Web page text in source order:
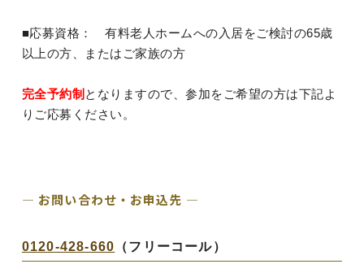
■応募資格： 有料老人ホームへの入居をご検討の65歳
以上の方、またはご家族の方
完全予約制 となりますので、参加をご希望の方は下記よ
りご応募ください。
― お問い合わせ・お申込先 ―
0120-428-660 （フリーコール）